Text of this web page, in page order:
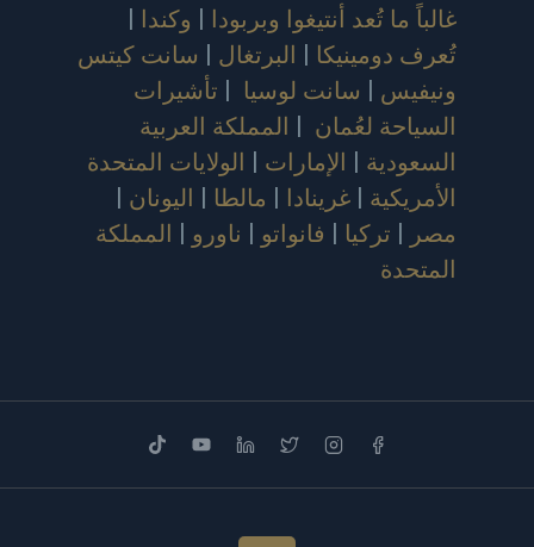
غالباً ما تُعد أنتيغوا وبربودا | وكندا |
تُعرف دومينيكا | البرتغال | سانت كيتس
ونيفيس | سانت لوسيا | تأشيرات
السياحة لعُمان | المملكة العربية
السعودية | الإمارات | الولايات المتحدة
الأمريكية | غرينادا | مالطا | اليونان |
مصر | تركيا | فانواتو | ناورو | المملكة
المتحدة